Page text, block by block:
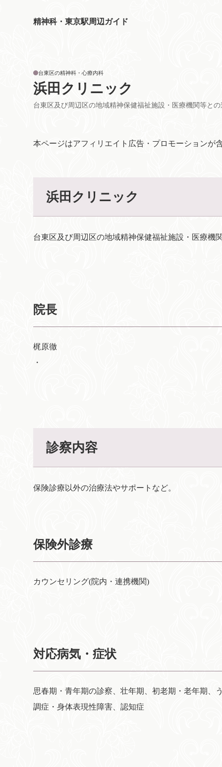
精神科・東京駅周辺ガイド
浜田クリニック
台東区及び周辺区の地域精神保健福祉施設・医療機関等と
台東区の精神科・心療内科
本ページはアフィリエイト広告・プロモーションが
浜田クリニック
台東区及び周辺区の地域精神保健福祉施設・医療機
院長
梶原徹
・
診察内容
保険診療以外の治療法やサポートなど。
保険外診療
カウンセリング(院内・連携機関)
対応病気・症状
思春期・青年期の診察、壮年期、初老期・老年期、
調症・身体表現性障害、認知症